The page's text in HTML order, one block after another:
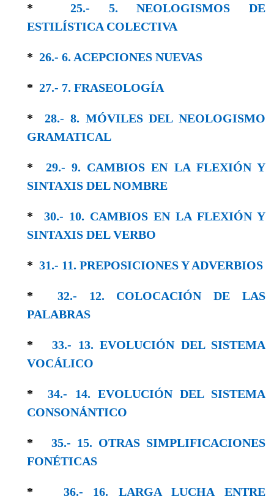
*25.- 5. NEOLOGISMOS DE
ESTILÍSTICA COLEC­TIVA
* 26.- 6. ACEPCIONES NUEVAS
* 27.- 7. FRASEOLOGÍA
*28.- 8. MÓVILES DEL NEOLOGISMO
GRAMA­TICAL
* 29.- 9. CAMBIOS EN LA FLEXIÓN Y
SINTAXIS DEL NOMBRE
* 30.- 10. CAMBIOS EN LA FLEXIÓN Y
SIN­TAXIS DEL VERBO
* 31.- 11. PREPOSICIONES Y ADVERBIOS
* 32.- 12. COLOCACIÓN DE LAS
PALABRAS
*33.- 13. EVOLUCIÓN DEL SISTEMA
VOCÁLICO
*34.- 14. EVOLUCIÓN DEL SISTEMA
CONSO­NÁNTICO
* 35.- 15. OTRAS SIMPLIFICACIONES
FONÉTICAS
* 36.- 16. LARGA LUCHA ENTRE